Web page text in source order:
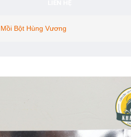
Mồi Bột Hùng Vương